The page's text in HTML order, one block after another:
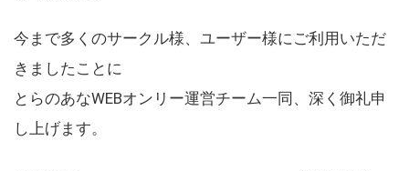
今まで多くのサークル様、ユーザー様にご利用いただ
きましたことに
とらのあなWEBオンリー運営チーム一同、深く御礼申
し上げます。